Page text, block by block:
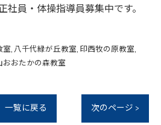
社員・体操指導員募集中です。
室 八千代緑が丘教室 印西牧の原教室
おおたかの森教室
一覧に戻る 次のページ >